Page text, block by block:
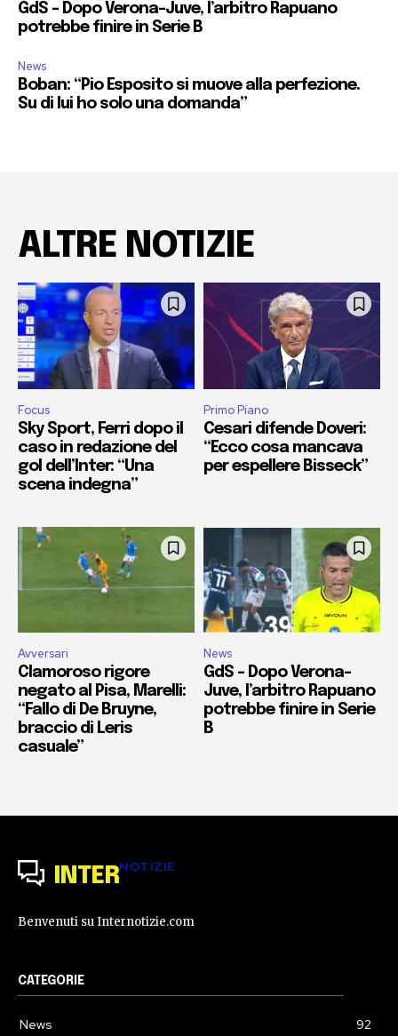
GdS – Dopo Verona-Juve, l’arbitro Rapuano
potrebbe finire in Serie B
News
Boban: “Pio Esposito si muove alla perfezione.
Su di lui ho solo una domanda”
ALTRE NOTIZIE
Focus
Sky Sport, Ferri dopo il
caso in redazione del
gol dell’Inter: “Una
scena indegna”
Primo Piano
Cesari difende Doveri:
“Ecco cosa mancava
per espellere Bisseck”
Avversari
Clamoroso rigore
negato al Pisa, Marelli:
“Fallo di De Bruyne,
braccio di Leris
casuale”
News
GdS – Dopo Verona-
Juve, l’arbitro Rapuano
potrebbe finire in Serie
B
INTERNOTIZIE
Benvenuti su Internotizie.com
CATEGORIE
News 92